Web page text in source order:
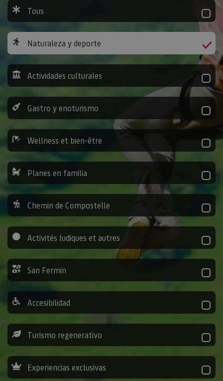
Tous
Naturaleza y deporte
Actividades culturales
Gastro y enoturismo
Wellness et bien-être
Planes en familia
Chemin de Compostelle
Activités ludiques et autres
San Fermin
Accesibilidad
Turismo regenerativo
Experiencias exclusivas